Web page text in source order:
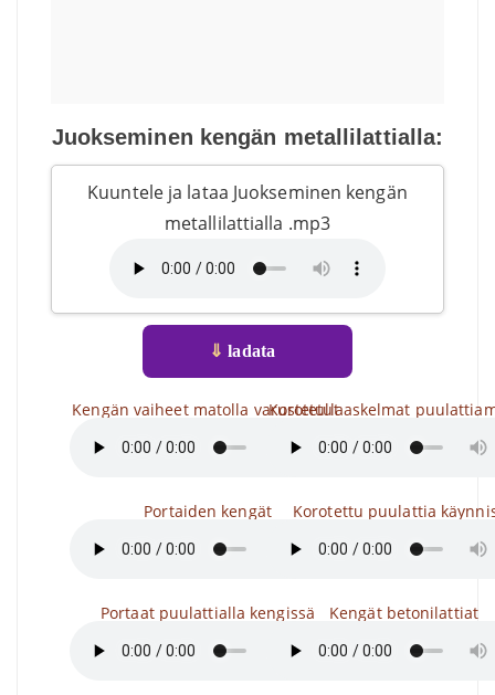
Juokseminen kengän metallilattialla:
Kuuntele ja lataa Juokseminen kengän
metallilattialla .mp3
⇓ ladata
Kengän vaiheet matolla varustetulla
Portaiden kengät
Portaat puulattialla kengissä
Korotetut askelmat
Korotettu puulattia
Kengät betonilattiat